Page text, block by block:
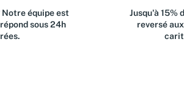
Notre équipe est
sous 24h
Jusqu'à 15%
reversé